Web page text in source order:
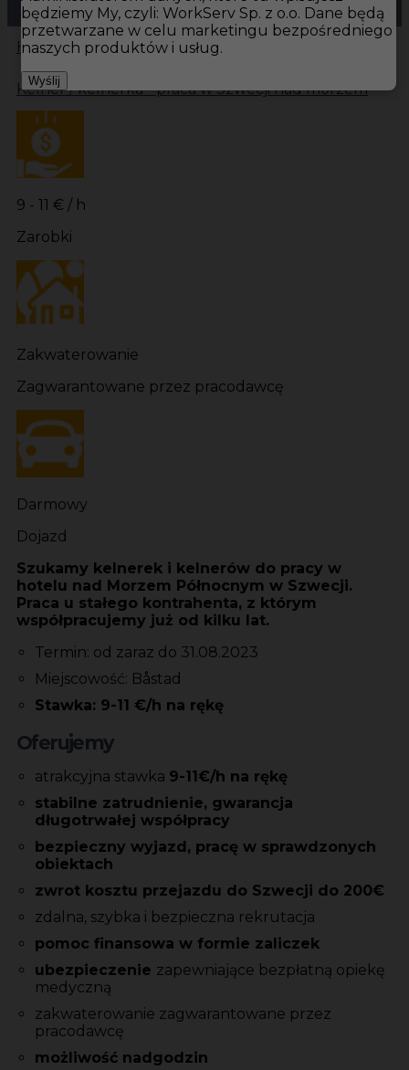
Hotistin Oferty pracyKelner Bastad
Kelner / kelnerka - praca w Szwecji nad morzem
9 - 11 € / h
Zarobki
Zakwaterowanie
Zagwarantowane przez pracodawcę
Darmowy
Dojazd
Szukamy kelnerek i kelnerów do pracy w
hotelu nad Morzem Północnym w Szwecji.
Praca u stałego kontrahenta, z którym
współpracujemy już od kilku lat.
Termin: od zaraz do 31.08.2023
Miejscowość: Båstad
Stawka: 9-11 €/h na rękę
Oferujemy
atrakcyjna stawka 9-11€/h na rękę
stabilne zatrudnienie, gwarancja
długotrwałej współpracy
bezpieczny wyjazd, pracę w sprawdzonych
obiektach
zwrot kosztu przejazdu do Szwecji do 200€
zdalna, szybka i bezpieczna rekrutacja
pomoc finansowa w formie zaliczek
ubezpieczenie zapewniające bezpłatną opiekę
medyczną
zakwaterowanie zagwarantowane przez
pracodawcę
możliwość nadgodzin
będziemy My, czyli: WorkServ Sp. z o.o. Dane będą
przetwarzane w celu marketingu bezpośredniego
naszych produktów i usług.
Wyślij